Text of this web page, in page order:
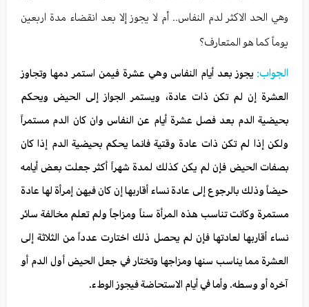
وهي الحد الاكثر لدم النفاس.. أم لا يجوز إلا بعد انقضاء مدة اربعين
يوماً كما هو المتعارف؟
الجواب: يجوز بعد أيام النفاس وهي عشرة فيمن استمر دمها وتجاوز
العشرة إن لم تكن ذات عادة، ويستمر الجواز إلى الحيض ويحكم
بحيضية الدم بعد فصل عشرة أيام عن النفاس وان كان الدم مستمراً
ولكن إذا لم تكن ذات عادة وقتية فانما يحكم بحيضية الدم إذا كان
بصفات الحيض فإن لم يكن كذلك لمدة شهراً أكثر جعلت بعض أيامه
حيضاً وذلك بالرجوع إلى عادة نساء أقاربها إن كان فيهن إمرأة لها عادة
مستمرة وكانت تناسب هذه المرأة سناً ومزاجاً ولم تعلم مخالفة سائر
نساء أقاربها لعادتها فإن لم يحصل ذلك اختارت عدداً من الثلاثة إلى
العشرة مما يناسب سنها ومزاجها وتختار في جعل الحيض أول الدم أو
آخره أو وسطه. وأما في أيام الاستحاضة فيجوز الوطء.